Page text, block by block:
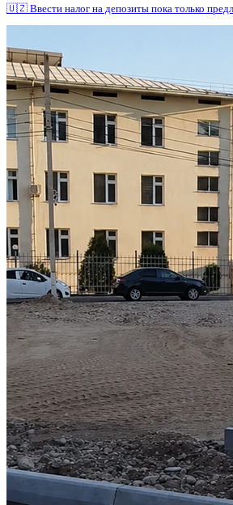
🇺🇿 Ввести налог на депозиты пока только